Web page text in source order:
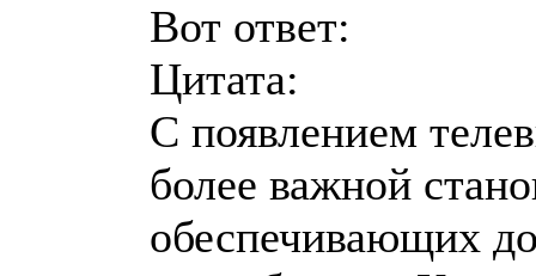
Вот ответ:
Цитата:
С появлением
более важной
обеспечивающих